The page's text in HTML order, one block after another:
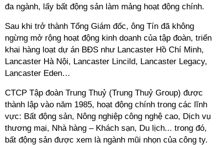
đa ngành, lấy bất động sản làm mảng hoạt động chính.
Sau khi trở thành Tổng Giám đốc, ông Tín đã không
ngừng mở rộng hoạt động kinh doanh của tập đoàn, triển
khai hàng loạt dự án BĐS như Lancaster Hồ Chí Minh,
Lancaster Hà Nội, Lancaster Lincild, Lancaster Legacy,
Lancaster Eden…
CTCP Tập đoàn Trung Thuỷ (Trung Thuỷ Group) được
thành lập vào năm 1985, hoạt động chính trong các lĩnh
vực: Bất động sản, Nông nghiệp công nghệ cao, Dịch vụ
thương mại, Nhà hàng – Khách sạn, Du lịch... trong đó,
bất động sản được xem là ngành mũi nhọn của công ty.